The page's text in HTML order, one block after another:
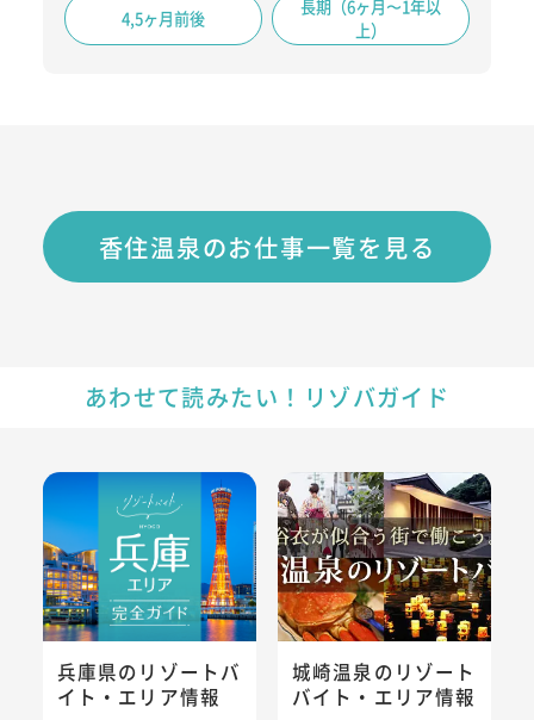
4,5ヶ月前後
長期（6ヶ月〜1年以
上）
香住温泉のお仕事一覧を見る
あわせて読みたい！リゾバガイド
兵庫県のリゾートバイト・エリア情報
兵庫県のリゾートバ
イト・エリア情報
城崎温泉のリゾートバイト・エ
城崎温泉のリゾート
バイト・エリア情報